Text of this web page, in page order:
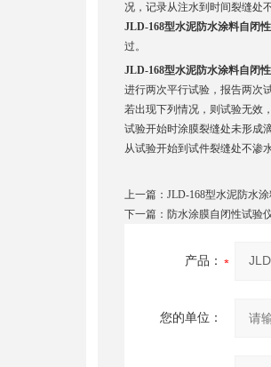
况，记录从注水到时间裂缝处
JLD-168型水泥防水涂料自闭
过。
JLD-168型水泥防水涂料自闭
进行两次平行试验，报告两次
若出现下列情况，则试验无效
试验开始时涂膜裂缝处未形成
从试验开始到试件裂缝处不渗
上一篇： JLD-168型水泥防水
下一篇： 防水涂膜自闭性试验
产品：
您的单位：